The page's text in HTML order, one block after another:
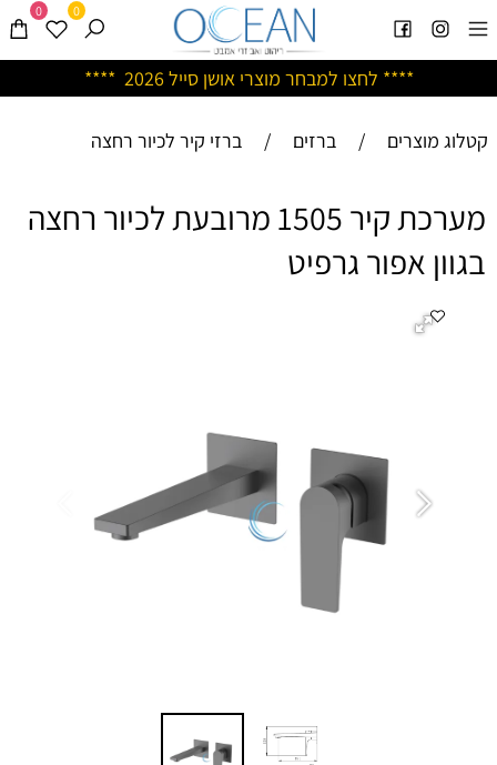
**** לחצו למבחר מוצרי אושן סייל 2026 ****
0 0
קטלוג מוצרים / ברזים / ברזי קיר לכיור רחצה
מערכת קיר 1505 מרובעת לכיור רחצה
בגוון אפור גרפיט